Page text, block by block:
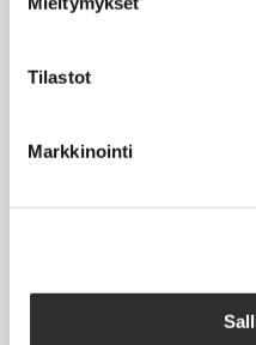
Tilastot
Markkinointi
Palkkaus
Työttömyys ja lomautukset
Kesätyöntekijän työehdot ja